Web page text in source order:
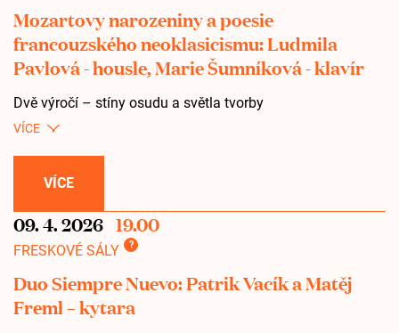
Mozartovy narozeniny a poesie
francouzského neoklasicismu: Ludmila
Pavlová - housle, Marie Šumníková - klavír
Dvě výročí – stíny osudu a světla tvorby
VÍCE
09. 4. 2026 19.00
FRESKOVÉ SÁLY ?
Duo Siempre Nuevo: Patrik Vacík a Matěj
Freml – kytara